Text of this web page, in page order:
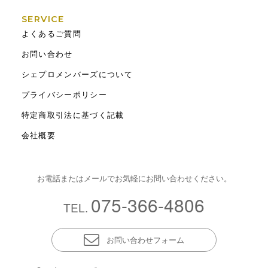
SERVICE
よくあるご質問
お問い合わせ
シェプロメンバーズについて
プライバシーポリシー
特定商取引法に基づく記載
会社概要
お電話またはメールでお気軽にお問い合わせください。
TEL. 075-366-4806
お問い合わせフォーム